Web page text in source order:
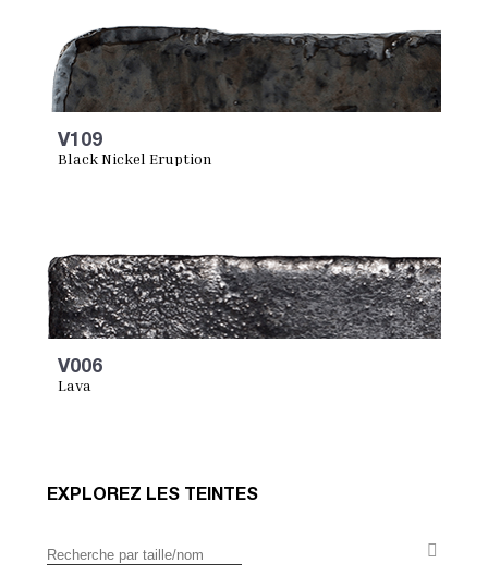
V109
Black Nickel Eruption
V006
Lava
EXPLOREZ LES TEINTES